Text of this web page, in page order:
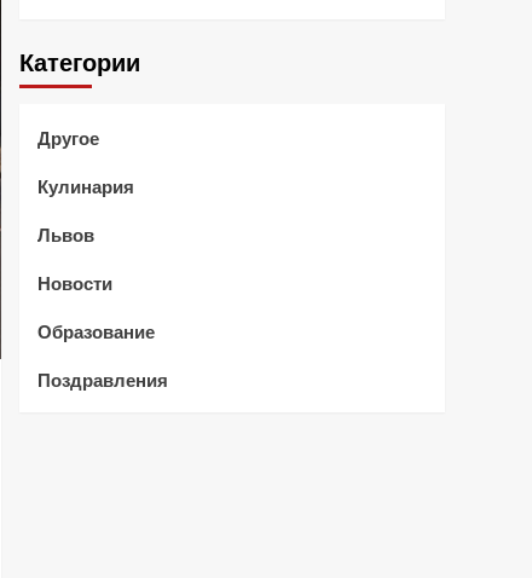
Категории
Другое
Кулинария
Львов
Новости
Образование
Поздравления